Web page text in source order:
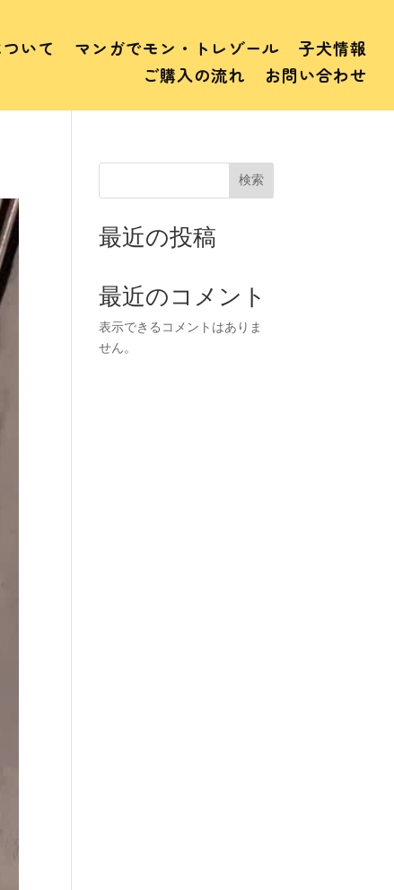
いて マンガでモン・トレゾール
子犬情報
ご購入の流れ
お問い合わせ
検索
最近の投稿
最近のコメント
表示できるコメントはありま
せん。